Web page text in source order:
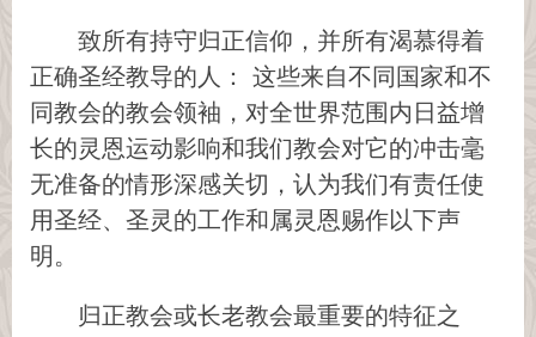
致所有持守归正信仰，并所有渴慕得着
正确圣经教导的人： 这些来自不同国家和不
同教会的教会领袖，对全世界范围内日益增
长的灵恩运动影响和我们教会对它的冲击毫
无准备的情形深感关切，认为我们有责任使
用圣经、圣灵的工作和属灵恩赐作以下声
明。
归正教会或长老教会最重要的特征之